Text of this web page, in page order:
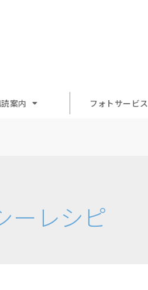
案内 フォトサービス
ーレシピ